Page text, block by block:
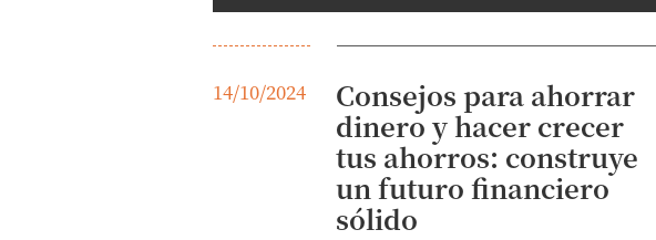
14/10/2024
Consejos para ahorrar
dinero y hacer crecer
tus ahorros: construye
un futuro financiero
sólido